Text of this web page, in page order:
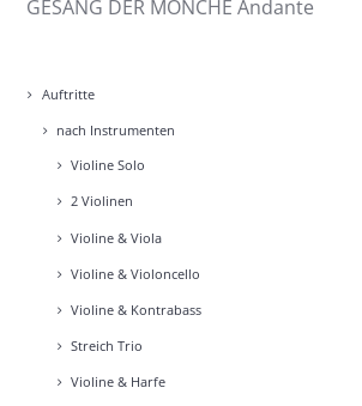
GESANG DER MÖNCHE Andan­te
Auf­trit­te
nach Instru­men­ten
Vio­li­ne Solo
2 Vio­li­nen
Vio­li­ne & Vio­la
Vio­li­ne & Vio­lon­cel­lo
Vio­li­ne & Kon­tra­bass
Streich Trio
Vio­li­ne & Har­fe